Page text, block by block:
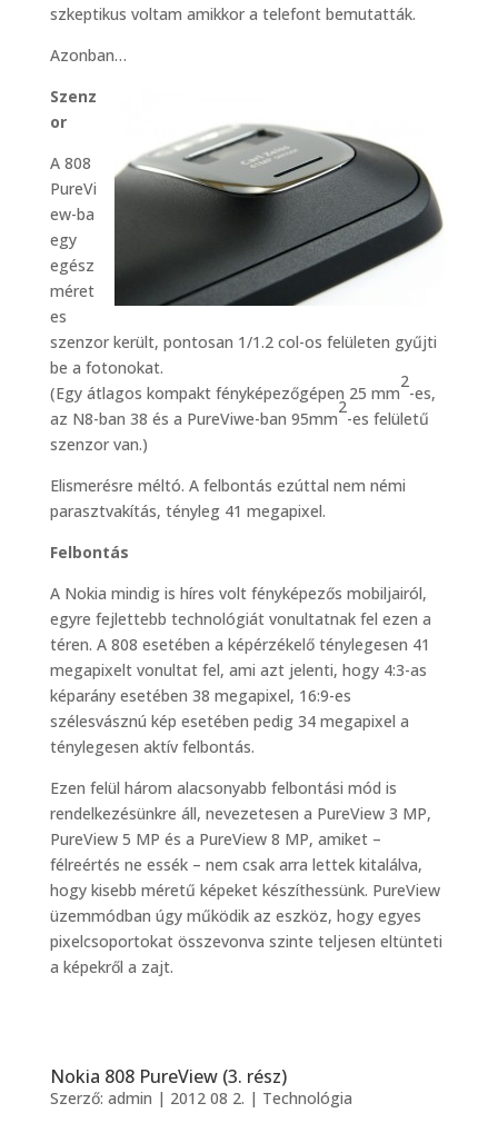
szkeptikus voltam amikkor a telefont bemutatták.
Azonban…
Szenz
or
A 808
PureVi
ew-ba
egy
egész
méret
es
szenzor került, pontosan 1/1.2 col-os felületen gyűjti
be a fotonokat.
(Egy átlagos kompakt fényképezőgépen 25 mm
2
-es,
az N8-ban 38 és a PureViwe-ban 95mm
2
-es felületű
szenzor van.)
Elismerésre méltó. A felbontás ezúttal nem némi
parasztvakítás, tényleg 41 megapixel.
Felbontás
A Nokia mindig is híres volt fényképezős mobiljairól,
egyre fejlettebb technológiát vonultatnak fel ezen a
téren. A 808 esetében a képérzékelő ténylegesen 41
megapixelt vonultat fel, ami azt jelenti, hogy 4:3-as
képarány esetében 38 megapixel, 16:9-es
szélesvásznú kép esetében pedig 34 megapixel a
ténylegesen aktív felbontás.
Ezen felül három alacsonyabb felbontási mód is
rendelkezésünkre áll, nevezetesen a PureView 3 MP,
PureView 5 MP és a PureView 8 MP, amiket –
félreértés ne essék – nem csak arra lettek kitalálva,
hogy kisebb méretű képeket készíthessünk. PureView
üzemmódban úgy működik az eszköz, hogy egyes
pixelcsoportokat összevonva szinte teljesen eltünteti
a képekről a zajt.
Nokia 808 PureView (3. rész)
Szerző: admin | 2012 08 2. | Technológia